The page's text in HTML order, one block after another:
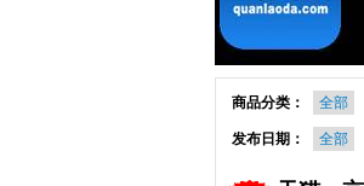
商品分类： 全部
发布日期： 全部